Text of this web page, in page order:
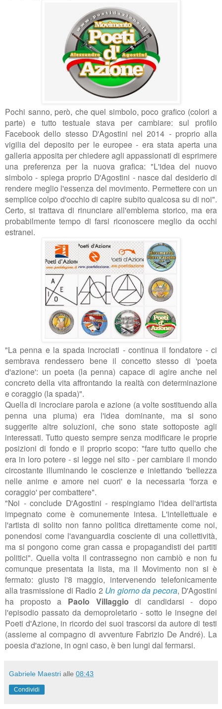
Pochi sanno, però, che quel simbolo, poco grafico (colori a
parte) e tutto testuale stava per cambiare: sul profilo
Facebook dello stesso D'Agostini nel 2014 - proprio alla
vigilia del deposito per le europee - era stata aperta una
galleria apposita per chiedere agli appassionati di esprimere
una preferenza per la nuova grafica: "L'idea del nuovo
simbolo - spiega proprio D'Agostini - nasce dal desiderio di
rendere meglio l'essenza del movimento. Permettere con un
semplice colpo d'occhio di capire subito qualcosa su di noi".
Certo, si trattava di rinunciare all'emblema storico, ma era
probabilmente tempo di farsi riconoscere meglio da occhi
estranei.
"La penna e la spada incrociati - continua il fondatore - ci
sembrava rendessero bene il concetto stesso di 'poeta
d'azione': un poeta (la penna) capace di agire anche nel
concreto della vita affrontando la realtà con determinazione
e coraggio (la spada)".
Quella di incrociare parola e azione (a volte sostituendo alla
penna una piuma) era l'idea dominante, ma si sono
suggerite altre soluzioni, che sono state sottoposte agli
interessati. Tutto questo sempre senza modificare le proprie
posizioni di fondo e il proprio scopo: "fare tutto quello che
era in loro potere - si legge nel sito - per cambiare il mondo
circostante illuminando le coscienze e iniettando 'bellezza
nelle anime e amore nei cuori' e la necessaria 'forza e
coraggio' per combattere".
"Noi - conclude D'Agostini - respingiamo l'idea dell'artista
impegnato come è comunemente intesa. L'intellettuale e
l'artista di solito non fanno politica direttamente come noi,
ponendosi come l'avanguardia cosciente di una collettività,
ma si pongono come gran cassa e propagandisti dei partiti
politici". Quella volta il contrassegno non cambiò e non fu
comunque presentata la lista, ma il Movimento non si è
fermato: giusto l'8 maggio, intervenendo telefonicamente
alla trasmissione di Radio 2 Un giorno da pecora, D'Agostini
ha proposto a Paolo Villaggio di candidarsi - dopo
l'episodio passato da demoproletario - sotto le insegne dei
Poeti d'Azione, in ricordo dei suoi trascorsi da autore di testi
(assieme al compagno di avventure Fabrizio De André). La
poesia d'azione, in ogni caso, è ben lungi dal fermarsi.
Gabriele Maestri alle 08:43
Condividi